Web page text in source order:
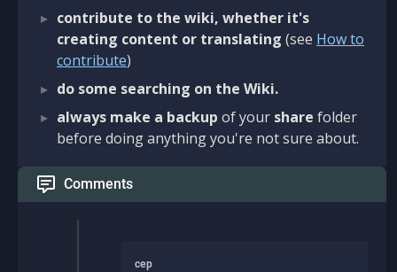
contribute to the wiki, whether it's
creating content or translating (see How to
contribute)
do some searching on the Wiki.
always make a backup of your share folder
before doing anything you're not sure about.
Comments
cep